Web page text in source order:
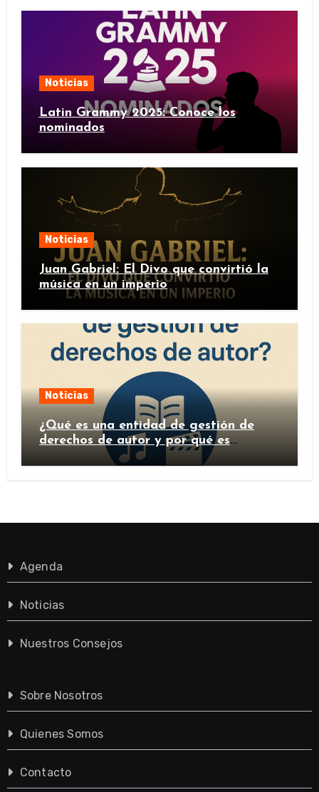
Noticias
Latin Grammy 2025: Conoce los
nominados
Noticias
Juan Gabriel: El Divo que convirtió la
música en un imperio
Noticias
¿Qué es una entidad de gestión de
derechos de autor y por qué es
importante?
Agenda
Noticias
Nuestros Consejos
Sobre Nosotros
Quienes Somos
Contacto